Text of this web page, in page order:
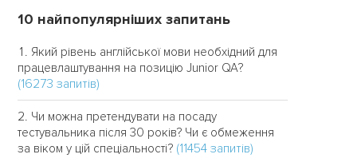
10 найпопулярніших запитань
Який рівень англійської мови необхідний для
працевлаштування на позицію Junior QA?
(16273 запитів)
Чи можна претендувати на посаду
тестувальника після 30 років? Чи є обмеження
за віком у цій спеціальності? (11454 запитів)